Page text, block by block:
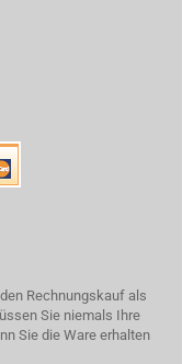
Rechnungskauf als
Sie niemals Ihre
Sie die Ware erhalten